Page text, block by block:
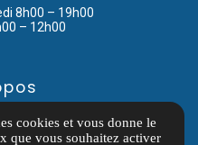
8h00 – 19h00
– 12h00
cookies et vous donne le
que vous souhaitez activer